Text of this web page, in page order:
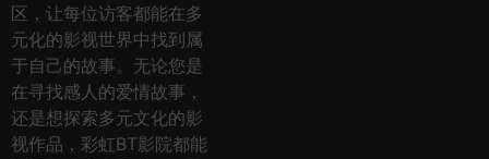
区，让每位访客都能在多
元化的影视世界中找到属
于自己的故事。无论您是
在寻找感人的爱情故事，
还是想探索多元文化的影
视作品，彩虹BT影院都能